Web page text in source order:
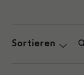
Sortieren